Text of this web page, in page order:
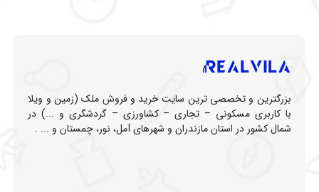
بزرگترین و تخصصی ترین سایت خرید و فروش ملک (زمین و ویلا
با کاربری مسکونی – تجاری – کشاورزی – گردشگری و ...) در
شمال کشور در استان مازندران و شهرهای آمل، نور، چمستان و ... .